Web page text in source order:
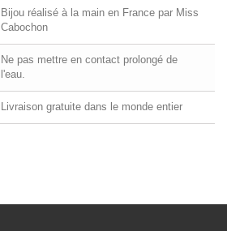
Bijou réalisé à la main en France par Miss
Cabochon
Ne pas mettre en contact prolongé de
l'eau.
Livraison gratuite dans le monde entier